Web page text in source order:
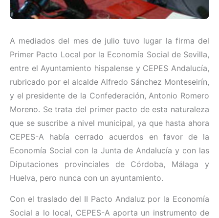
A mediados del mes de julio tuvo lugar la firma del
Primer Pacto Local por la Economía Social de Sevilla,
entre el Ayuntamiento hispalense y CEPES Andalucía,
rubricado por el alcalde Alfredo Sánchez Monteseirín,
y el presidente de la Confederación, Antonio Romero
Moreno. Se trata del primer pacto de esta naturaleza
que se suscribe a nivel municipal, ya que hasta ahora
CEPES-A había cerrado acuerdos en favor de la
Economía Social con la Junta de Andalucía y con las
Diputaciones provinciales de Córdoba, Málaga y
Huelva, pero nunca con un ayuntamiento.
Con el traslado del II Pacto Andaluz por la Economía
Social a lo local, CEPES-A aporta un instrumento de